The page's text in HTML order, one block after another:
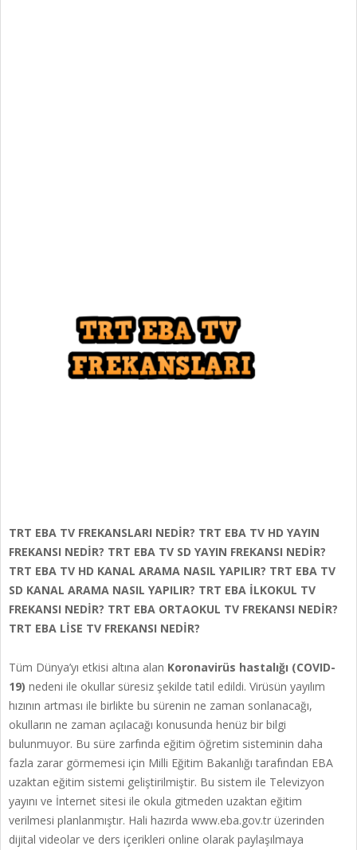
TRT EBA TV FREKANSLARI NEDİR? TRT EBA TV HD YAYIN
FREKANSI NEDİR? TRT EBA TV SD YAYIN FREKANSI NEDİR?
TRT EBA TV HD KANAL ARAMA NASIL YAPILIR? TRT EBA TV
SD KANAL ARAMA NASIL YAPILIR? TRT EBA İLKOKUL TV
FREKANSI NEDİR? TRT EBA ORTAOKUL TV FREKANSI NEDİR?
TRT EBA LİSE TV FREKANSI NEDİR?
Tüm Dünya’yı etkisi altına alan Koronavirüs hastalığı (COVID-
19) nedeni ile okullar süresiz şekilde tatil edildi. Virüsün yayılım
hızının artması ile birlikte bu sürenin ne zaman sonlanacağı,
okulların ne zaman açılacağı konusunda henüz bir bilgi
bulunmuyor. Bu süre zarfında eğitim öğretim sisteminin daha
fazla zarar görmemesi için Milli Eğitim Bakanlığı tarafından EBA
uzaktan eğitim sistemi geliştirilmiştir. Bu sistem ile Televizyon
yayını ve İnternet sitesi ile okula gitmeden uzaktan eğitim
verilmesi planlanmıştır. Hali hazırda www.eba.gov.tr üzerinden
dijital videolar ve ders içerikleri online olarak paylaşılmaya